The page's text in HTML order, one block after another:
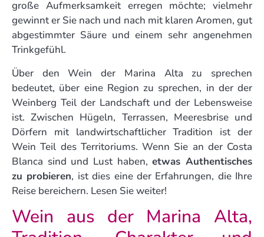
große Aufmerksamkeit erregen möchte; vielmehr
gewinnt er Sie nach und nach mit klaren Aromen, gut
abgestimmter Säure und einem sehr angenehmen
Trinkgefühl.
Über den Wein der Marina Alta zu sprechen
bedeutet, über eine Region zu sprechen, in der der
Weinberg Teil der Landschaft und der Lebensweise
ist. Zwischen Hügeln, Terrassen, Meeresbrise und
Dörfern mit landwirtschaftlicher Tradition ist der
Wein Teil des Territoriums. Wenn Sie an der Costa
Blanca sind und Lust haben,etwas Authentisches
zu probieren, ist dies eine der Erfahrungen, die Ihre
Reise bereichern. Lesen Sie weiter!
Wein aus der Marina Alta,